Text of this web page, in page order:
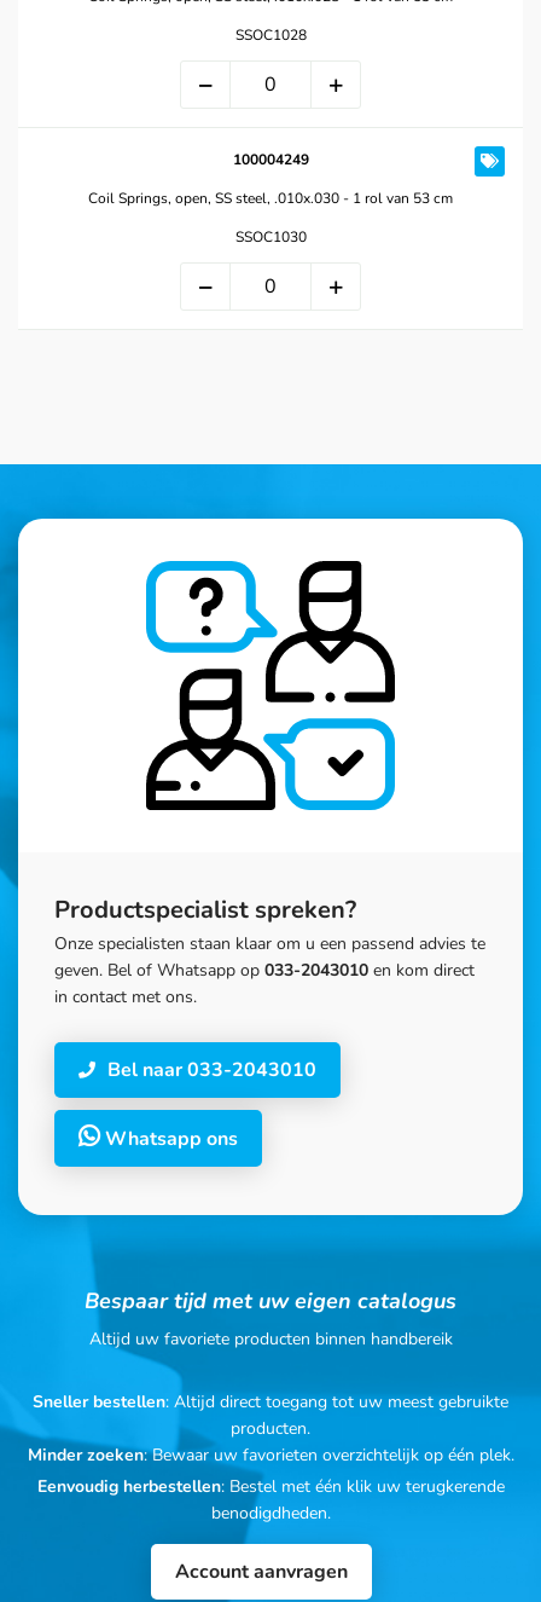
SSOC1028
100004249
Coil Springs, open, SS steel, .010x.030 - 1 rol van 53 cm
SSOC1030
Productspecialist spreken?
Onze specialisten staan klaar om u een passend advies te
geven. Bel of Whatsapp op 033-2043010 en kom direct
in contact met ons.
Bel naar 033-2043010
Whatsapp ons
Bespaar tijd met uw eigen catalogus
Altijd uw favoriete producten binnen handbereik
Sneller bestellen: Altijd direct toegang tot uw meest gebruikte
producten.
Minder zoeken: Bewaar uw favorieten overzichtelijk op één plek.
Eenvoudig herbestellen: Bestel met één klik uw terugkerende
benodigdheden.
Account aanvragen